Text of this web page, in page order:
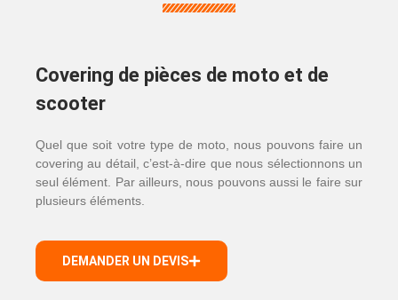
Covering de pièces de moto et de
scooter
Quel que soit votre type de moto, nous pouvons faire un
covering au détail, c’est-à-dire que nous sélectionnons un
seul élément. Par ailleurs, nous pouvons aussi le faire sur
plusieurs éléments.
DEMANDER UN DEVIS